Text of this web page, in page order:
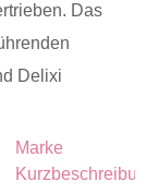
Das
Delixi